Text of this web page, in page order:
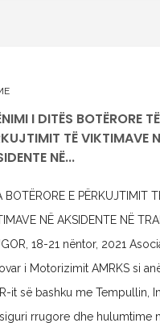
I DITËS BOTËRORE TË
TË VIKTIMAVE
NË...
BOTËRORE E PËRKUJTIMIT
NË AKSIDENTE NË
18-21 nëntor, 2021
i Motorizimit AMRKS si
it së bashku me Tempullin,
rrugore dhe hulumtime